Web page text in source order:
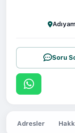
Soru
Adresler